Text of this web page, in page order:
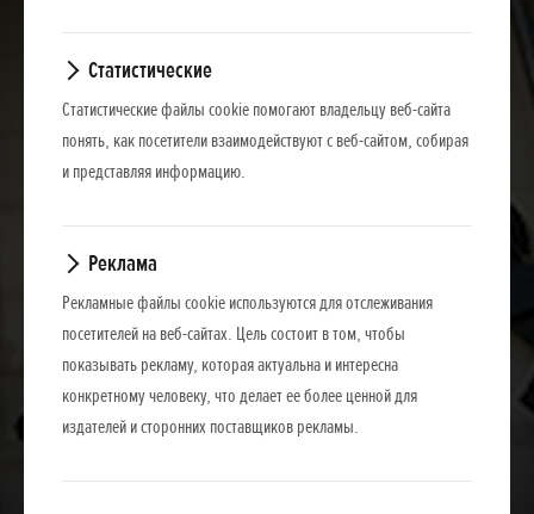
Статистические
Статистические файлы cookie помогают владельцу веб-сайта
понять, как посетители взаимодействуют с веб-сайтом, собирая
и представляя информацию.
Реклама
Рекламные файлы cookie используются для отслеживания
посетителей на веб-сайтах. Цель состоит в том, чтобы
показывать рекламу, которая актуальна и интересна
конкретному человеку, что делает ее более ценной для
издателей и сторонних поставщиков рекламы.